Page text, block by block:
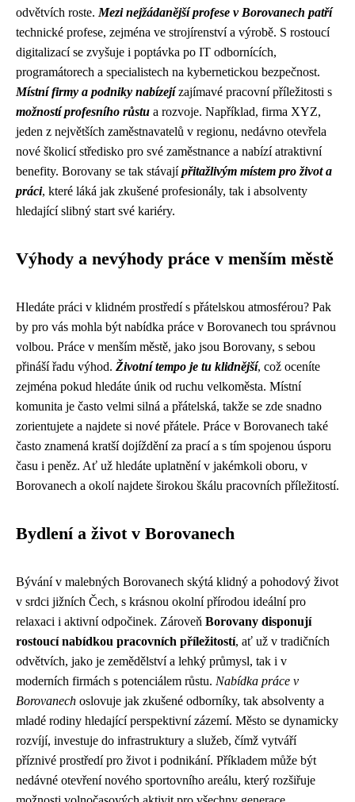
odvětvích roste. Mezi nejžádanější profese v Borovanech patří
technické profese, zejména ve strojírenství a výrobě. S rostoucí
digitalizací se zvyšuje i poptávka po IT odbornících,
programátorech a specialistech na kybernetickou bezpečnost.
Místní firmy a podniky nabízejízajímavé pracovní příležitosti s
možností profesního růstu a rozvoje. Například, firma XYZ,
jeden z největších zaměstnavatelů v regionu, nedávno otevřela
nové školicí středisko pro své zaměstnance a nabízí atraktivní
benefity. Borovany se tak stávajípřitažlivým místem pro život a
práci, které láká jak zkušené profesionály, tak i absolventy
hledající slibný start své kariéry.
Výhody a nevýhody práce v menším městě
Hledáte práci v klidném prostředí s přátelskou atmosférou? Pak
by pro vás mohla být nabídka práce v Borovanech tou správnou
volbou. Práce v menším městě, jako jsou Borovany, s sebou
přináší řadu výhod. Životní tempo je tu klidnější, což oceníte
zejména pokud hledáte únik od ruchu velkoměsta. Místní
komunita je často velmi silná a přátelská, takže se zde snadno
zorientujete a najdete si nové přátele. Práce v Borovanech také
často znamená kratší dojíždění za prací a s tím spojenou úsporu
času i peněz. Ať už hledáte uplatnění v jakémkoli oboru, v
Borovanech a okolí najdete širokou škálu pracovních příležitostí.
Bydlení a život v Borovanech
Bývání v malebných Borovanech skýtá klidný a pohodový život
v srdci jižních Čech, s krásnou okolní přírodou ideální pro
relaxaci i aktivní odpočinek. Zároveň Borovany disponují
rostoucí nabídkou pracovních příležitostí, ať už v tradičních
odvětvích, jako je zemědělství a lehký průmysl, tak i v
moderních firmách s potenciálem růstu. Nabídka práce v
Borovanech oslovuje jak zkušené odborníky, tak absolventy a
mladé rodiny hledající perspektivní zázemí. Město se dynamicky
rozvíjí, investuje do infrastruktury a služeb, čímž vytváří
příznivé prostředí pro život i podnikání. Příkladem může být
nedávné otevření nového sportovního areálu, který rozšiřuje